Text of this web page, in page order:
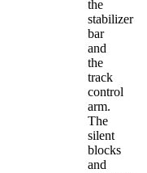
the
stabilizer
bar
and
the
track
control
arm.
The
silent
blocks
and